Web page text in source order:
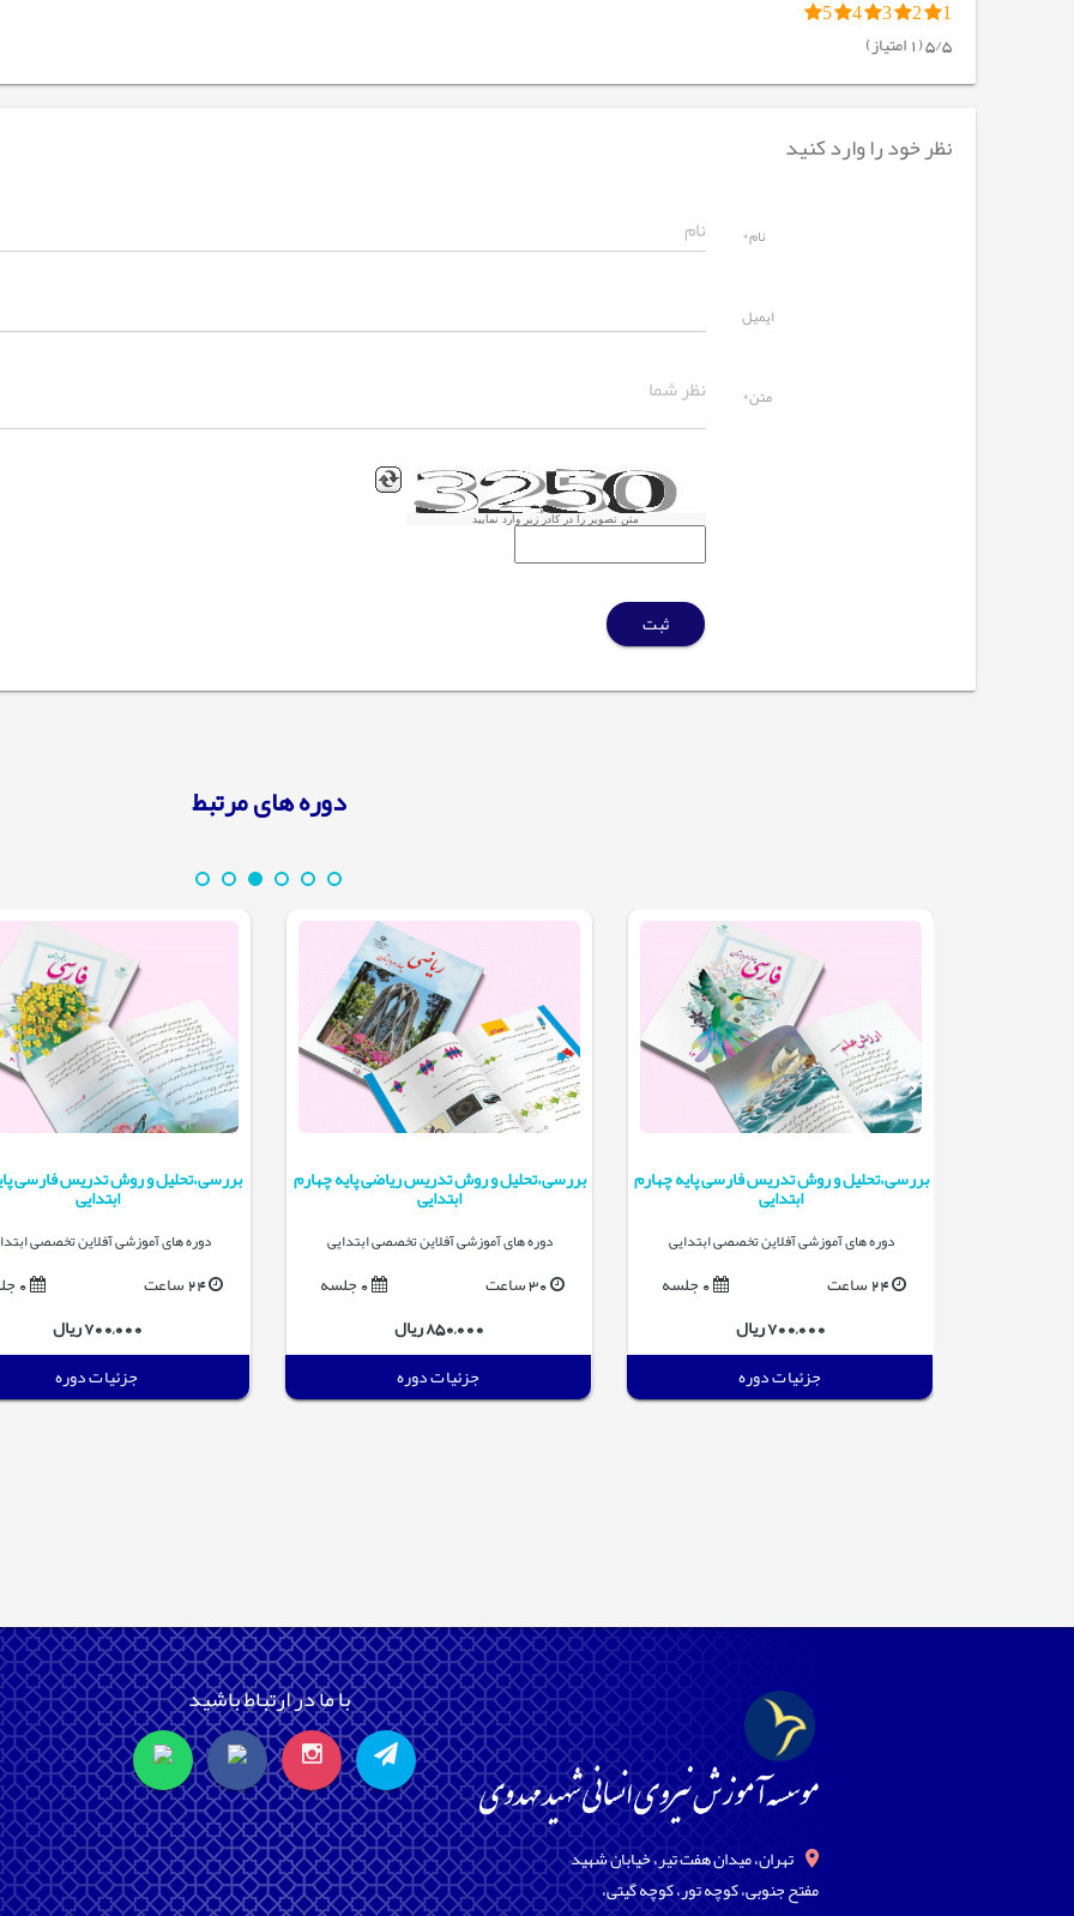
1
2
3
4
5
5/5 (1 امتیاز)
نظر خود را وارد کنید
نام*
ایمیل
متن*
متن تصویر را در کادر زیر وارد نمایید
ثبت
دوره های مرتبط
بررسی،تحلیل و روش تدریس فارسی پایه چهارم
ابتدایی
دوره های آموزشی آفلاین تخصصی ابتدایی
24 ساعت
0 جلسه
700,000 ریال
جزئیات دوره
بررسی،تحلیل و روش تدریس ریاضی پایه چهارم
ابتدایی
دوره های آموزشی آفلاین تخصصی ابتدایی
30 ساعت
0 جلسه
850,000 ریال
جزئیات دوره
بررسی،تحلیل و روش تدریس فارسی
ابتدایی
دوره های آموزشی آفلاین تخصصی
24 ساعت
0 جلسه
700,000 ریال
جزئیات دوره
تهران، میدان هفت تیر، خیابان شهید
مفتح جنوبی، کوچه تور، کوچه گیتی،
با ما در ارتباط باشید